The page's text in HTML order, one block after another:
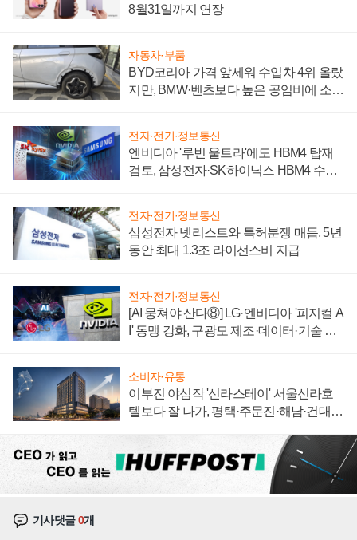
8월31일까지 연장
자동차·부품
BYD코리아 가격 앞세워 수입차 4위 올랐
지만, BMW·벤츠보다 높은 공임비에 소비
전자·전기·정보통신
엔비디아 '루빈 울트라'에도 HBM4 탑재
검토, 삼성전자·SK하이닉스 HBM4 수율
전자·전기·정보통신
삼성전자 넷리스트와 특허분쟁 매듭, 5년
동안 최대 1.3조 라이선스비 지급
전자·전기·정보통신
[AI 뭉쳐야 산다⑧] LG·엔비디아 '피지컬 A
I' 동맹 강화, 구광모 제조·데이터·기술 결
소비자·유통
이부진 야심작 '신라스테이' 서울신라호
텔보다 잘 나가, 평택·주문진·해남·건대로
기사댓글0개